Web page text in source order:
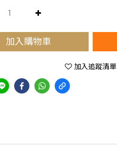
加入購物車
加入追蹤清單